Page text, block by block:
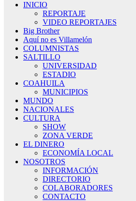
INICIO
REPORTAJE
VIDEO REPORTAJES
Big Brother
Aquí no es Villamelón
COLUMNISTAS
SALTILLO
UNIVERSIDAD
ESTADIO
COAHUILA
MUNICIPIOS
MUNDO
NACIONALES
CULTURA
SHOW
ZONA VERDE
EL DINERO
ECONOMÍA LOCAL
NOSOTROS
INFORMACIÓN
DIRECTORIO
COLABORADORES
CONTACTO